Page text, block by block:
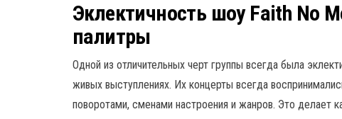
Эклектичность шоу Faith No
палитры
Одной из отличительных черт группы всегда была
живых выступлениях. Их концерты всегда
поворотами, сменами настроения и жанров. Это делает